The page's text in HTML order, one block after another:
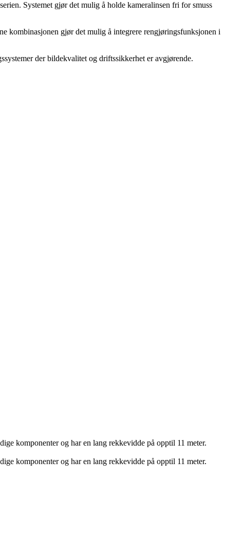
Systemet gjør det mulig å holde kameralinsen fri for smuss
kombinasjonen gjør det mulig å integrere rengjøringsfunksjonen i
der bildekvalitet og driftssikkerhet er avgjørende.
komponenter og har en lang rekkevidde på opptil 11 meter.
komponenter og har en lang rekkevidde på opptil 11 meter.